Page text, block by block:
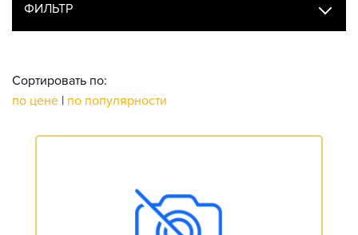
ФИЛЬТР
Сортировать по:
по цене | по популярности